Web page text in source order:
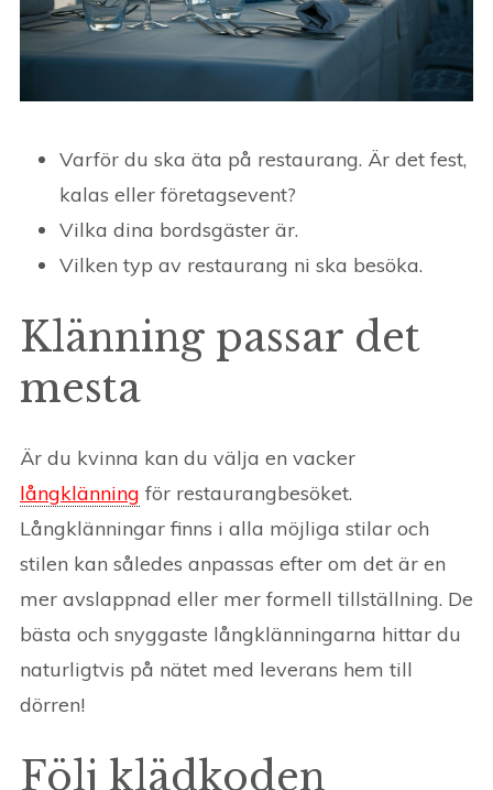
Varför du ska äta på restaurang. Är det fest,
kalas eller företagsevent?
Vilka dina bordsgäster är.
Vilken typ av restaurang ni ska besöka.
Klänning passar det
mesta
Är du kvinna kan du välja en vacker
långklänning för restaurangbesöket.
Långklänningar finns i alla möjliga stilar och
stilen kan således anpassas efter om det är en
mer avslappnad eller mer formell tillställning. De
bästa och snyggaste långklänningarna hittar du
naturligtvis på nätet med leverans hem till
dörren!
Följ klädkoden